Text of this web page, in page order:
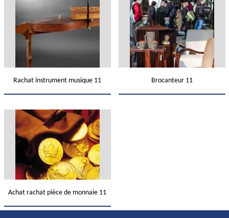
Rachat instrument musique 11 Brocanteur 11
Achat rachat pièce de monnaie 11